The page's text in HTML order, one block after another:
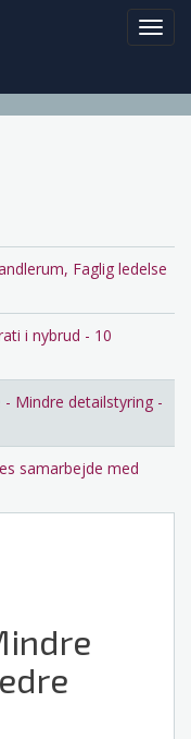
Faglig ledelse
i nybrud - 10
Mindre detailstyring -
samarbejde med